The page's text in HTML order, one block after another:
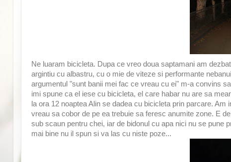
Ne luaram bicicleta. Dupa ce vreo doua saptamani am
argintiu cu albastru, cu o mie de viteze si performante
argumentul "sunt banii mei fac ce vreau cu ei" m-a convins
imi spune ca el iese cu bicicleta, el care habar nu are sa
la ora 12 noaptea Alin se dadea cu bicicleta prin parcare.
vreau sa cobor de pe ea trebuie sa feresc anumite zone. E
sub scaun pentru chei, iar de bidonul cu apa nici nu se pune
mai bine nu il spun si va las cu niste poze...